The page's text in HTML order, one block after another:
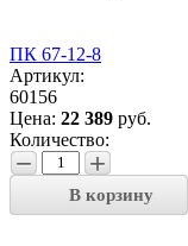
ПК 67-12-8
Артикул:
60156
Цена: 22 389 руб.
Количество:
− +
В корзину